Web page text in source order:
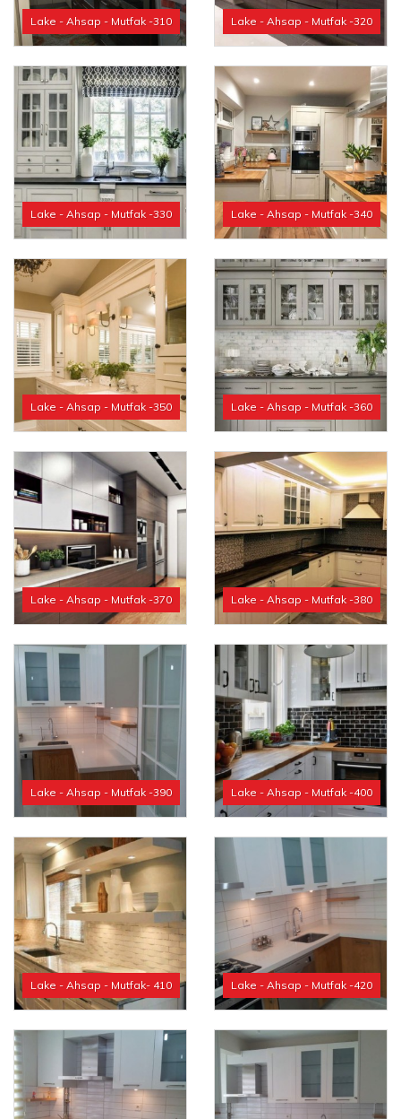
Lake - Ahsap - Mutfak -310 Lake - Ahsap - Mutfak -320
Lake - Ahsap - Mutfak -330 Lake - Ahsap - Mutfak -340
Lake - Ahsap - Mutfak -350 Lake - Ahsap - Mutfak -360
Lake - Ahsap - Mutfak -370 Lake - Ahsap - Mutfak -380
Lake - Ahsap - Mutfak -390 Lake - Ahsap - Mutfak -400
Lake - Ahsap - Mutfak- 410 Lake - Ahsap - Mutfak -420